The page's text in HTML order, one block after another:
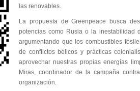
las renovables.
La propuesta de Greenpeace busca
potencias como Rusia o la inestabilidad
argumentando que los combustibles
de conflictos bélicos y prácticas
aprovechar nuestras propias energías
Miras, coordinador de la campaña
organización.